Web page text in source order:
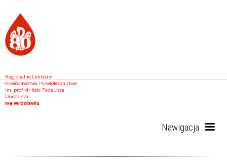
Regionalne Centrum
Krwiodawstwa i Krwiolecznictwa
im. prof. dr hab. Tadeusza
Dorobisza
we Wrocławiu
Nawigacja